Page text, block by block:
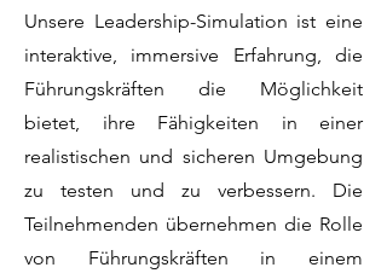
Unsere Leadership-Simulation ist eine
interaktive, immersive Erfahrung, die
Führungskräften die Möglichkeit
bietet, ihre Fähigkeiten in einer
realistischen und sicheren Umgebung
zu testen und zu verbessern. Die
Teilnehmenden übernehmen die Rolle
von Führungskräften in einem